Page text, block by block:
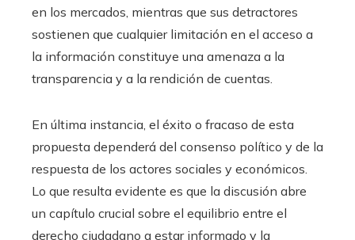
en los mercados, mientras que sus detractores
sostienen que cualquier limitación en el acceso a
la información constituye una amenaza a la
transparencia y a la rendición de cuentas.
En última instancia, el éxito o fracaso de esta
propuesta dependerá del consenso político y de la
respuesta de los actores sociales y económicos.
Lo que resulta evidente es que la discusión abre
un capítulo crucial sobre el equilibrio entre el
derecho ciudadano a estar informado y la